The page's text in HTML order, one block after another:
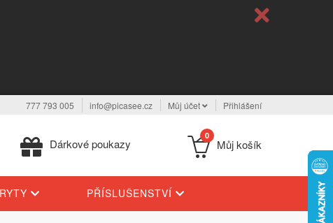
777 793 005 info@picasee.cz Můj účet Přihlášení
Dárkové poukazy
0
Můj košík
PŘÍSLUŠENSTVÍ